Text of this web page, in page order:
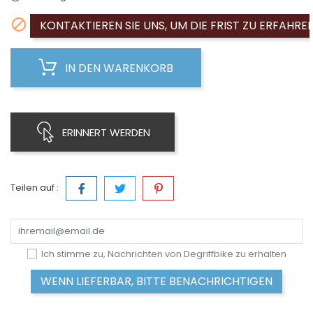
 KONTAKTIEREN SIE UNS, UM DIE FRIST ZU
IN DEN WARENKORB
ERINNERT WERDEN
Teilen auf :
Ich stimme zu, Nachrichten von Degriffbike zu erhalten
WENN LIEFERBAR, BITTE BENACHRICHTIGEN